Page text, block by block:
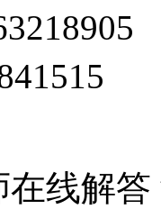
线解答